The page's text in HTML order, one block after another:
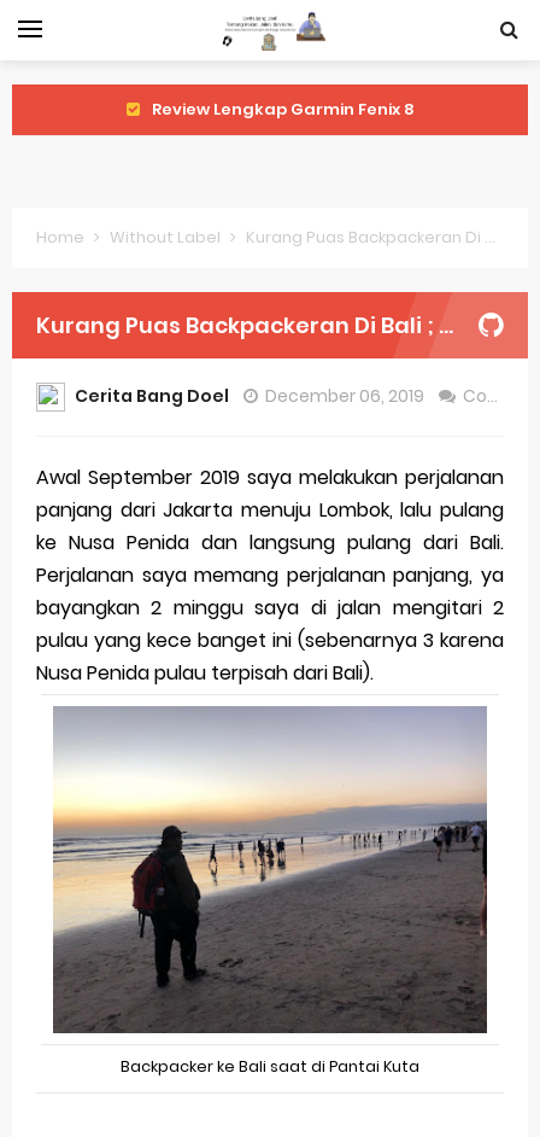
Review Lengkap Samsung Galaxy Watch 7
Review Lengkap Apple Watch Series 10
Merek Dagang dari Masa ke Masa
Perkembangan Merek Dagang Modern
Multinational Trademarks
Review Oppo Reno 15 Pro: Smartphone Premium
dengan Kamera 200MP dan Baterai Tahan Lama
Review Vivo V70 FE: Smartphone Fan Edition dengan
Fitur Flagship Harga Lebih Bersahabat
Performa Seimbang di Kelasnya
Merek Dagang dan Pertumbuhan Usaha
Merek Dagang dalam Strategi Bisnis
Merek Dagang dalam Perusahaan Besar
Merek Dagang dan Investasi
Dampak Merek Dagang pada Persaingan
Trademark as a Business Asset
Home Without Label Kurang Puas Backpackeran Di Bali ; Jadi Pengen Balik Lagi
Kurang Puas Backpackeran Di Bali ; Jadi Pengen Balik Lagi
Cerita Bang Doel December 06, 2019 Comment
Awal September 2019 saya melakukan perjalanan
panjang dari Jakarta menuju Lombok, lalu pulang
ke Nusa Penida dan langsung pulang dari Bali.
Perjalanan saya memang perjalanan panjang, ya
bayangkan 2 minggu saya di jalan mengitari 2
pulau yang kece banget ini (sebenarnya 3 karena
Nusa Penida pulau terpisah dari Bali).
Backpacker ke Bali saat di Pantai Kuta